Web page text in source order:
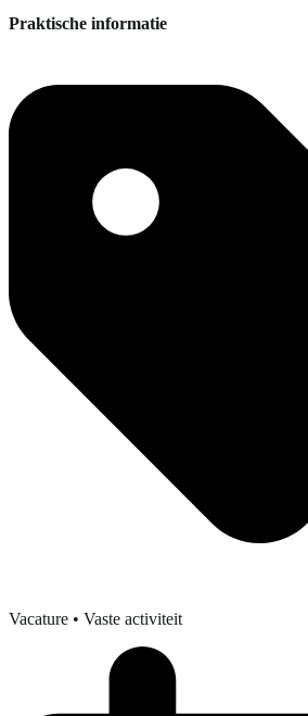
Praktische informatie
Vacature • Vaste activiteit